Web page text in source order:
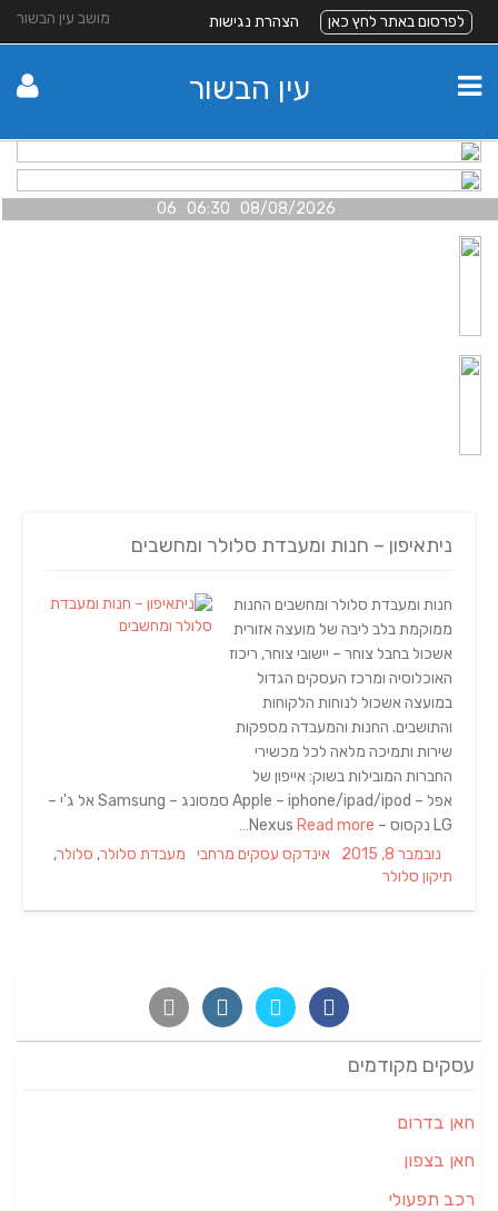
מושב עין הבשור לפרסום באתר לחץ כאן הצהרת נגישות
עין הבשור
08/08/2026 06:30 06
ניתאיפון – חנות ומעבדת סלולר ומחשבים
חנות ומעבדת סלולר ומחשבים החנות
ממוקמת בלב ליבה של מועצה אזורית
אשכול בחבל צוחר – יישובי צוחר, ריכוז
האוכלוסיה ומרכז העסקים הגדול
במועצה אשכול לנוחות הלקוחות
והתושבים. החנות והמעבדה מספקות
שירות ותמיכה מלאה לכל מכשירי
החברות המובילות בשוק: אייפון של
אפל – Apple – iphone/ipad/ipod סמסונג – Samsung אל ג'י –
LG נקסוס – Nexus
Read more…
Posted
on
נובמבר 8, 2015 Categories
אינדקס עסקים מרחבי Tags
מעבדת סלולר, סלולר,
תיקון סלולר
עסקים מקודמים
חאן בדרום
חאן בצפון
רכב תפעולי